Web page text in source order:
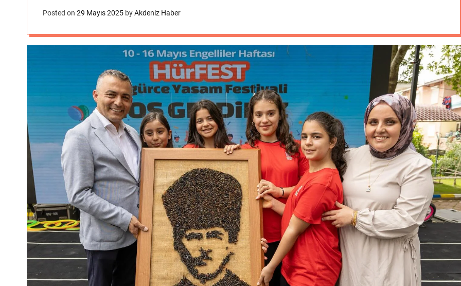
Posted on 29 Mayıs 2025 byAkdeniz Haber